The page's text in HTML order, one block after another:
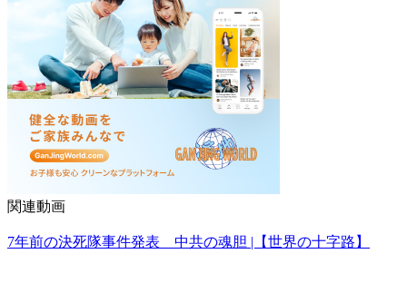
関連動画
7年前の決死隊事件発表 中共の魂胆 |【世界の十字路】